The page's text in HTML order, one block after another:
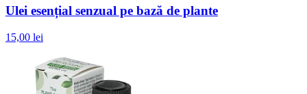
Ulei esențial senzual pe bază de plante
15,00 lei